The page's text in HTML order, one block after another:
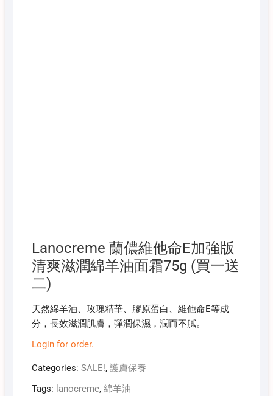
Lanocreme 蘭儂維他命E加強版
清爽滋潤綿羊油面霜75g (買一送
二)
天然綿羊油、玫瑰精華、膠原蛋白、維他命E等成
分，長效滋潤肌膚，彈潤保濕，潤而不膩。
Login for order.
Categories: SALE!, 護膚保養
Tags: lanocreme, 綿羊油